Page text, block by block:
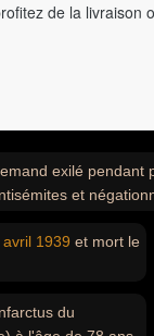
de la livraison
exilé
et
avril 1939 et mort le
du